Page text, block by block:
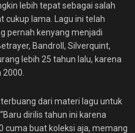
lebih tepat sebagai salah
cukup lama. Lagu ini telah
pernah kenyang menjadi
Bandroll, Silverquint,
lebih 25 tahun lalu, karena
terbuang dari materi lagu untuk
dirilis tahun ini karena
cuma buat koleksi aja, memang